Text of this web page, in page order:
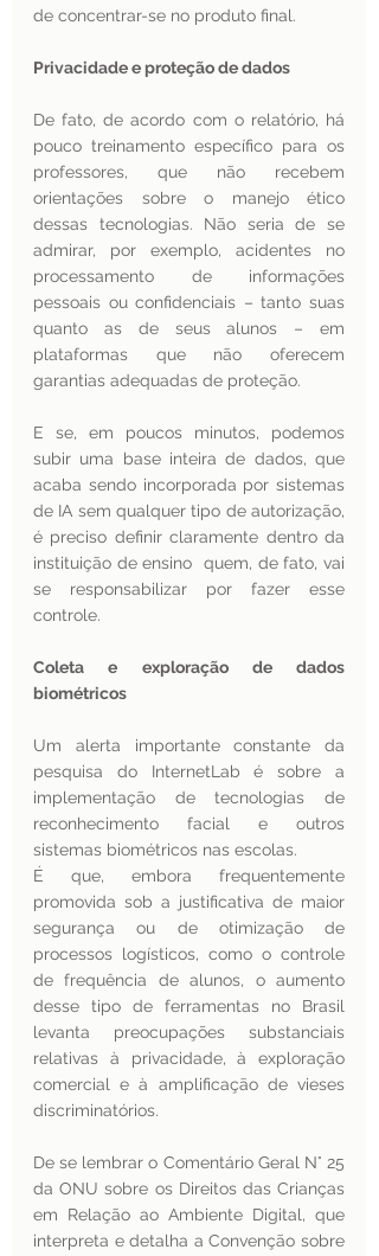
de concentrar-se no produto final.
Privacidade e proteção de dados
De fato, de acordo com o relatório, há
pouco treinamento específico para os
professores, que não recebem
orientações sobre o manejo ético
dessas tecnologias. Não seria de se
admirar, por exemplo, acidentes no
processamento de informações
pessoais ou confidenciais – tanto suas
quanto as de seus alunos – em
plataformas que não oferecem
garantias adequadas de proteção.
E se, em poucos minutos, podemos
subir uma base inteira de dados, que
acaba sendo incorporada por sistemas
de IA sem qualquer tipo de autorização,
é preciso definir claramente dentro da
instituição de ensino  quem, de fato, vai
se responsabilizar por fazer esse
controle.
Coleta e exploração de dados
biométricos
Um alerta importante constante da
pesquisa do InternetLab é sobre a
implementação de tecnologias de
reconhecimento facial e outros
sistemas biométricos nas escolas.
É que, embora frequentemente
promovida sob a justificativa de maior
segurança ou de otimização de
processos logísticos, como o controle
de frequência de alunos, o aumento
desse tipo de ferramentas no Brasil
levanta preocupações substanciais
relativas à privacidade, à exploração
comercial e à amplificação de vieses
discriminatórios.
De se lembrar o Comentário Geral N° 25
da ONU sobre os Direitos das Crianças
em Relação ao Ambiente Digital, que
interpreta e detalha a Convenção sobre